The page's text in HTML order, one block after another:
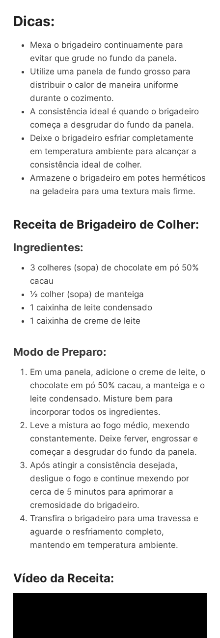
Dicas:
Mexa o brigadeiro continuamente para
evitar que grude no fundo da panela.
Utilize uma panela de fundo grosso para
distribuir o calor de maneira uniforme
durante o cozimento.
A consistência ideal é quando o brigadeiro
começa a desgrudar do fundo da panela.
Deixe o brigadeiro esfriar completamente
em temperatura ambiente para alcançar a
consistência ideal de colher.
Armazene o brigadeiro em potes herméticos
na geladeira para uma textura mais firme.
Receita de Brigadeiro de Colher:
Ingredientes:
3 colheres (sopa) de chocolate em pó 50%
cacau
½ colher (sopa) de manteiga
1 caixinha de leite condensado
1 caixinha de creme de leite
Modo de Preparo:
Em uma panela, adicione o creme de leite, o
chocolate em pó 50% cacau, a manteiga e o
leite condensado. Misture bem para
incorporar todos os ingredientes.
Leve a mistura ao fogo médio, mexendo
constantemente. Deixe ferver, engrossar e
começar a desgrudar do fundo da panela.
Após atingir a consistência desejada,
desligue o fogo e continue mexendo por
cerca de 5 minutos para aprimorar a
cremosidade do brigadeiro.
Transfira o brigadeiro para uma travessa e
aguarde o resfriamento completo,
mantendo em temperatura ambiente.
Vídeo da Receita: